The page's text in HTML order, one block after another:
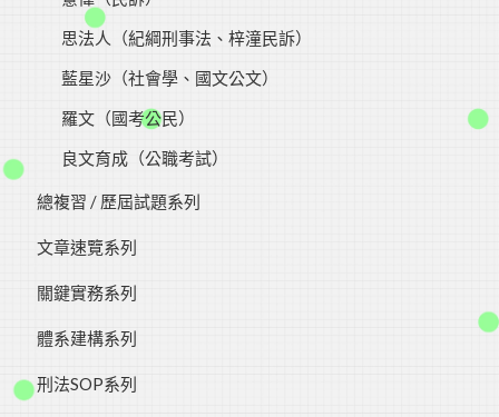
思法人（紀綱刑事法、梓潼民訴）
藍星沙（社會學、國文公文）
羅文（國考公民）
良文育成（公職考試）
總複習 / 歷屆試題系列
文章速覽系列
關鍵實務系列
體系建構系列
刑法SOP系列